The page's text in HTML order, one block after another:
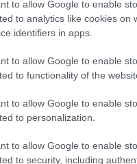
to allow Google to enable
to analytics like cookies on
identifiers in apps.
to allow Google to enable
to functionality of the
to allow Google to enable
to personalization.
to allow Google to enable
to security, including
προτάσεις
καταλήγει το
παρεμβαίνει και τα προσβλητικά